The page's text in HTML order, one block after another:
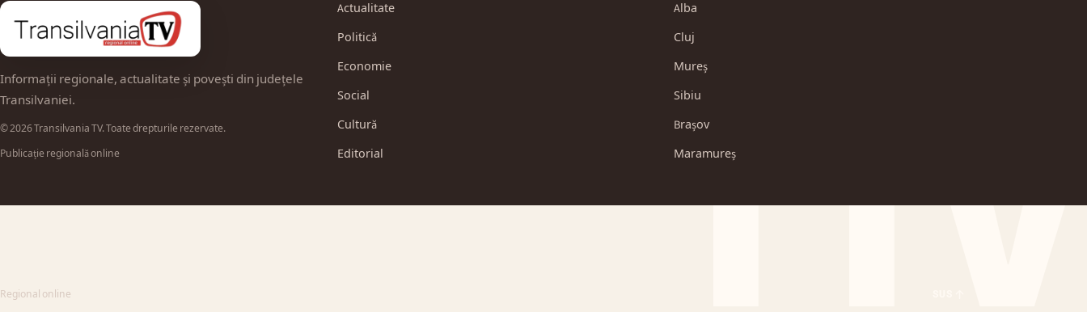
TTV
Informații regionale, actualitate și povești din județele
Transilvaniei.
© 2026 Transilvania TV. Toate drepturile rezervate.
Publicație regională online
Actualitate
Politică
Economie
Social
Cultură
Editorial
Alba
Cluj
Mureș
Sibiu
Brașov
Maramureș
Regional online